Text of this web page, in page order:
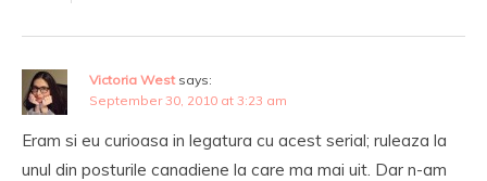
Victoria West says:
September 30, 2010 at 3:23 am
Eram si eu curioasa in legatura cu acest serial; ruleaza la
unul din posturile canadiene la care ma mai uit. Dar n-am